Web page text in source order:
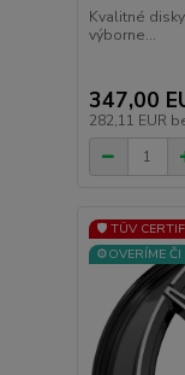
Kvalitné
výborne...
347,00
282,11 EUR
🛡️ TÜV
⚙️OVERÍME ČI